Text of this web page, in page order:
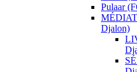
Pulaar
Djalon)